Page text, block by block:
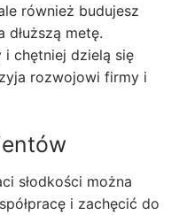
również budujesz
metę.
i chętniej dzielą się
rozwojowi firmy i
słodkości można
i zachęcić do